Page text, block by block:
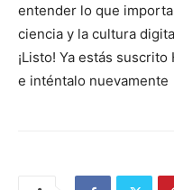
entender lo que
ciencia y la cultura
¡Listo! Ya estás
e inténtalo nuevamente